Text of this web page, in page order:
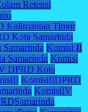
Retensi
Kalimantan Timur
Kota Samarinda
Komisi II
Samarinda Komisi
DPRD Kota
KomisiIIDPRD
KomisiIV